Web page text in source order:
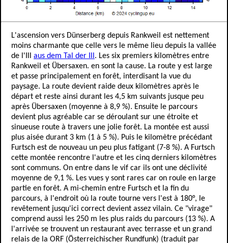
L'ascension vers Dünserberg depuis Rankweil est nettement
moins charmante que celle vers le même lieu depuis la vallée
de l'Ill aus dem Tal der Ill . Les six premiers kilomètres entre
Rankweil et Übersaxen. en sont la cause. La route y est large
et passe principalement en forêt, interdisant la vue du
paysage. La route devient raide deux kilomètres après le
départ et reste ainsi durant les 4,5 km suivants jusque peu
après Übersaxen (moyenne à 8,9 %). Ensuite le parcours
devient plus agréable car se déroulant sur une étroite et
sinueuse route à travers une jolie forêt. La montée est aussi
plus aisée durant 3 km (1 à 5 %). Puis le kilomètre précédant
Furtsch est de nouveau un peu plus fatigant (7-8 %). A Furtsch
cette montée rencontre l'autre et les cinq derniers kilomètres
sont communs. On entre dans le vif car ils ont une déclivité
moyenne de 9,1 %. Les vues y sont rares car on roule en large
partie en forêt. A mi-chemin entre Furtsch et la fin du
parcours, à l'endroit où la route tourne vers l'est à 180°, le
revêtement jusqu'ici correct devient assez vilain. Ce "virage"
comprend aussi les 250 m les plus raids du parcours (13 %). A
l'arrivée se trouvent un restaurant avec terrasse et un grand
relais de la ORF (Österreichischer Rundfunk) (traduit par